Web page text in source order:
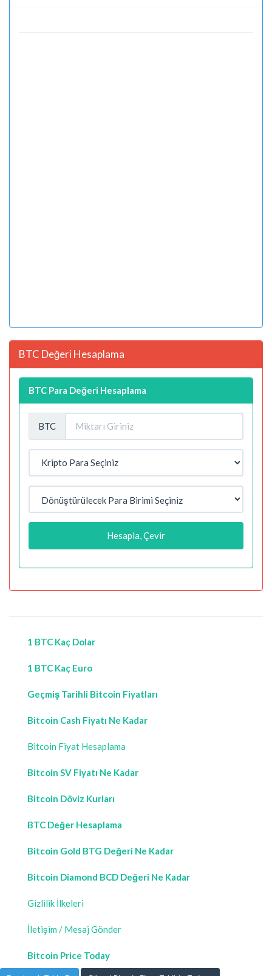
BTC Değeri Hesaplama
BTC Para Değeri Hesaplama
BTC
Hesapla, Çevir
1 BTC Kaç Dolar
1 BTC Kaç Euro
Geçmiş Tarihli Bitcoin Fiyatları
Bitcoin Cash Fiyatı Ne Kadar
Bitcoin Fiyat Hesaplama
Bitcoin SV Fiyatı Ne Kadar
Bitcoin Döviz Kurları
BTC Değer Hesaplama
Bitcoin Gold BTG Değeri Ne Kadar
Bitcoin Diamond BCD Değeri Ne Kadar
Gizlilik İlkeleri
İletişim / Mesaj Gönder
Bitcoin Price Today